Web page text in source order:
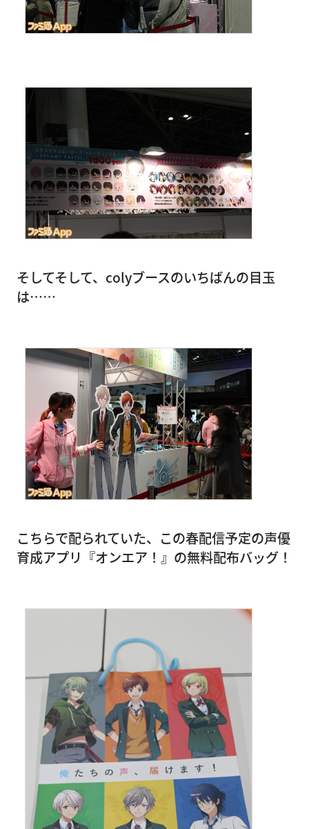
そしてそして、colyブースのいちばんの目玉
は……
こちらで配られていた、この春配信予定の声優
育成アプリ『オンエア！』の無料配布バッグ！